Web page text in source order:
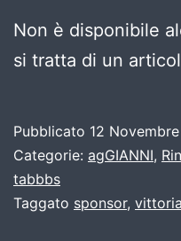
Non è disponibile
si tratta di un
Pubblicato 12
Categorie: agGIANNI,
tabbbs
Taggato sponsor, vittoria